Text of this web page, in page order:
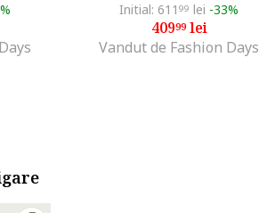
Initial: 611 99 lei -33%
40999lei
Vandut de Fashion Days